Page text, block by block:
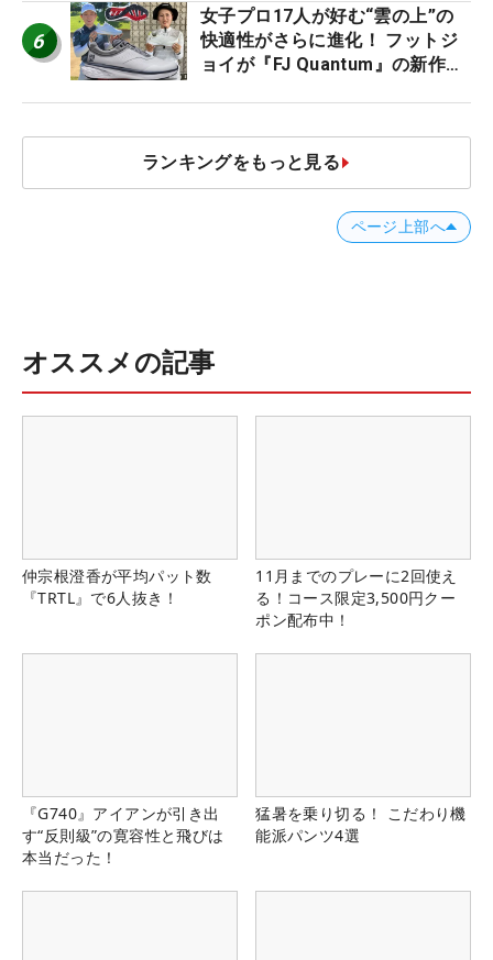
6
女子プロ17人が好む“雲の上”の
快適性がさらに進化！ フットジ
ョイが『FJ Quantum』の新作を
ランキングをもっと見る
ページ上部へ
オススメの記事
仲宗根澄香が平均パット数
『TRTL』で6人抜き！
11月までのプレーに2回使え
る！コース限定3,500円クー
ポン配布中！
『G740』アイアンが引き出
す“反則級”の寛容性と飛びは
本当だった！
猛暑を乗り切る！ こだわり機
能派パンツ4選